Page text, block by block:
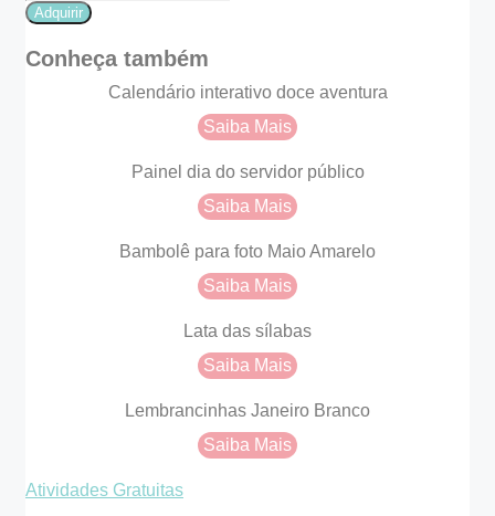
Natal
Cristão
quantidade
Adquirir
Conheça também
Calendário interativo doce aventura
Saiba Mais
Painel dia do servidor público
Saiba Mais
Bambolê para foto Maio Amarelo
Saiba Mais
Lata das sílabas
Saiba Mais
Lembrancinhas Janeiro Branco
Saiba Mais
Atividades Gratuitas